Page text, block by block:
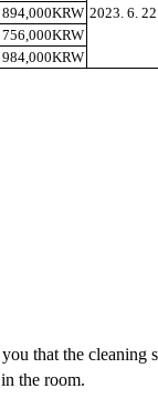
2023. 6.
894,000KRW
756,000KRW
984,000KRW
that the cleaning
the room.